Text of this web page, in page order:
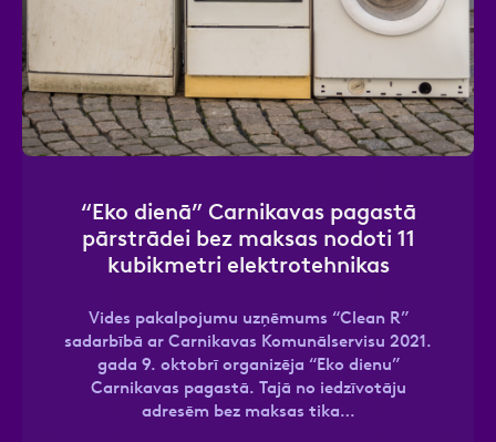
“Eko dienā” Carnikavas pagastā
pārstrādei bez maksas nodoti 11
kubikmetri elektrotehnikas
Vides pakalpojumu uzņēmums “Clean R”
sadarbībā ar Carnikavas Komunālservisu 2021.
gada 9. oktobrī organizēja “Eko dienu”
Carnikavas pagastā. Tajā no iedzīvotāju
adresēm bez maksas tika…
Kontakttālrunis
Atzīmējiet, ka piekrītat personas datu